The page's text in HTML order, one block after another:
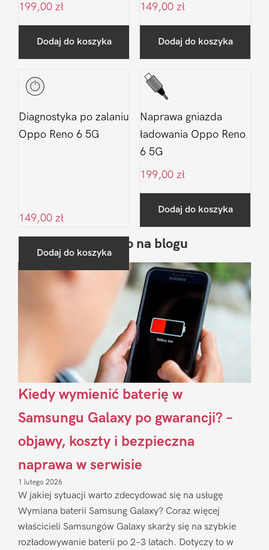
199,00 zł
Dodaj do koszyka
149,00 zł
Dodaj do koszyka
Diagnostyka po zalaniu
Oppo Reno 6 5G
149,00 zł
Dodaj do koszyka
Naprawa gniazda
ładowania Oppo Reno
6 5G
199,00 zł
Dodaj do koszyka
Pierwszy
Sidebar
Ostatnio na blogu
Kiedy wymienić baterię w
Samsungu Galaxy po gwarancji? –
objawy, koszty i bezpieczna
naprawa w serwisie
1 lutego 2026
W jakiej sytuacji warto zdecydować się na usługę
Wymiana baterii Samsung Galaxy? Coraz więcej
właścicieli Samsungów Galaxy skarży się na szybkie
rozładowywanie baterii po 2–3 latach. Dotyczy to w